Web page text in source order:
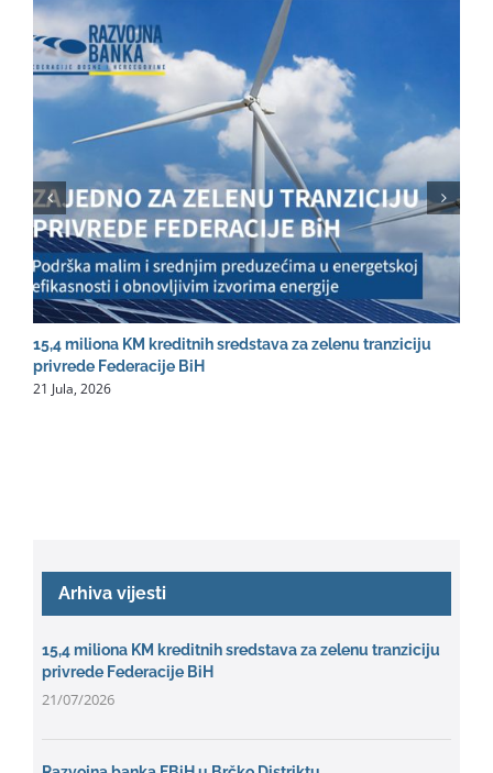
15,4 miliona KM kreditnih sredstava za zelenu tranziciju
privrede Federacije BiH
21 Jula, 2026
Arhiva vijesti
15,4 miliona KM kreditnih sredstava za zelenu tranziciju
privrede Federacije BiH
21/07/2026